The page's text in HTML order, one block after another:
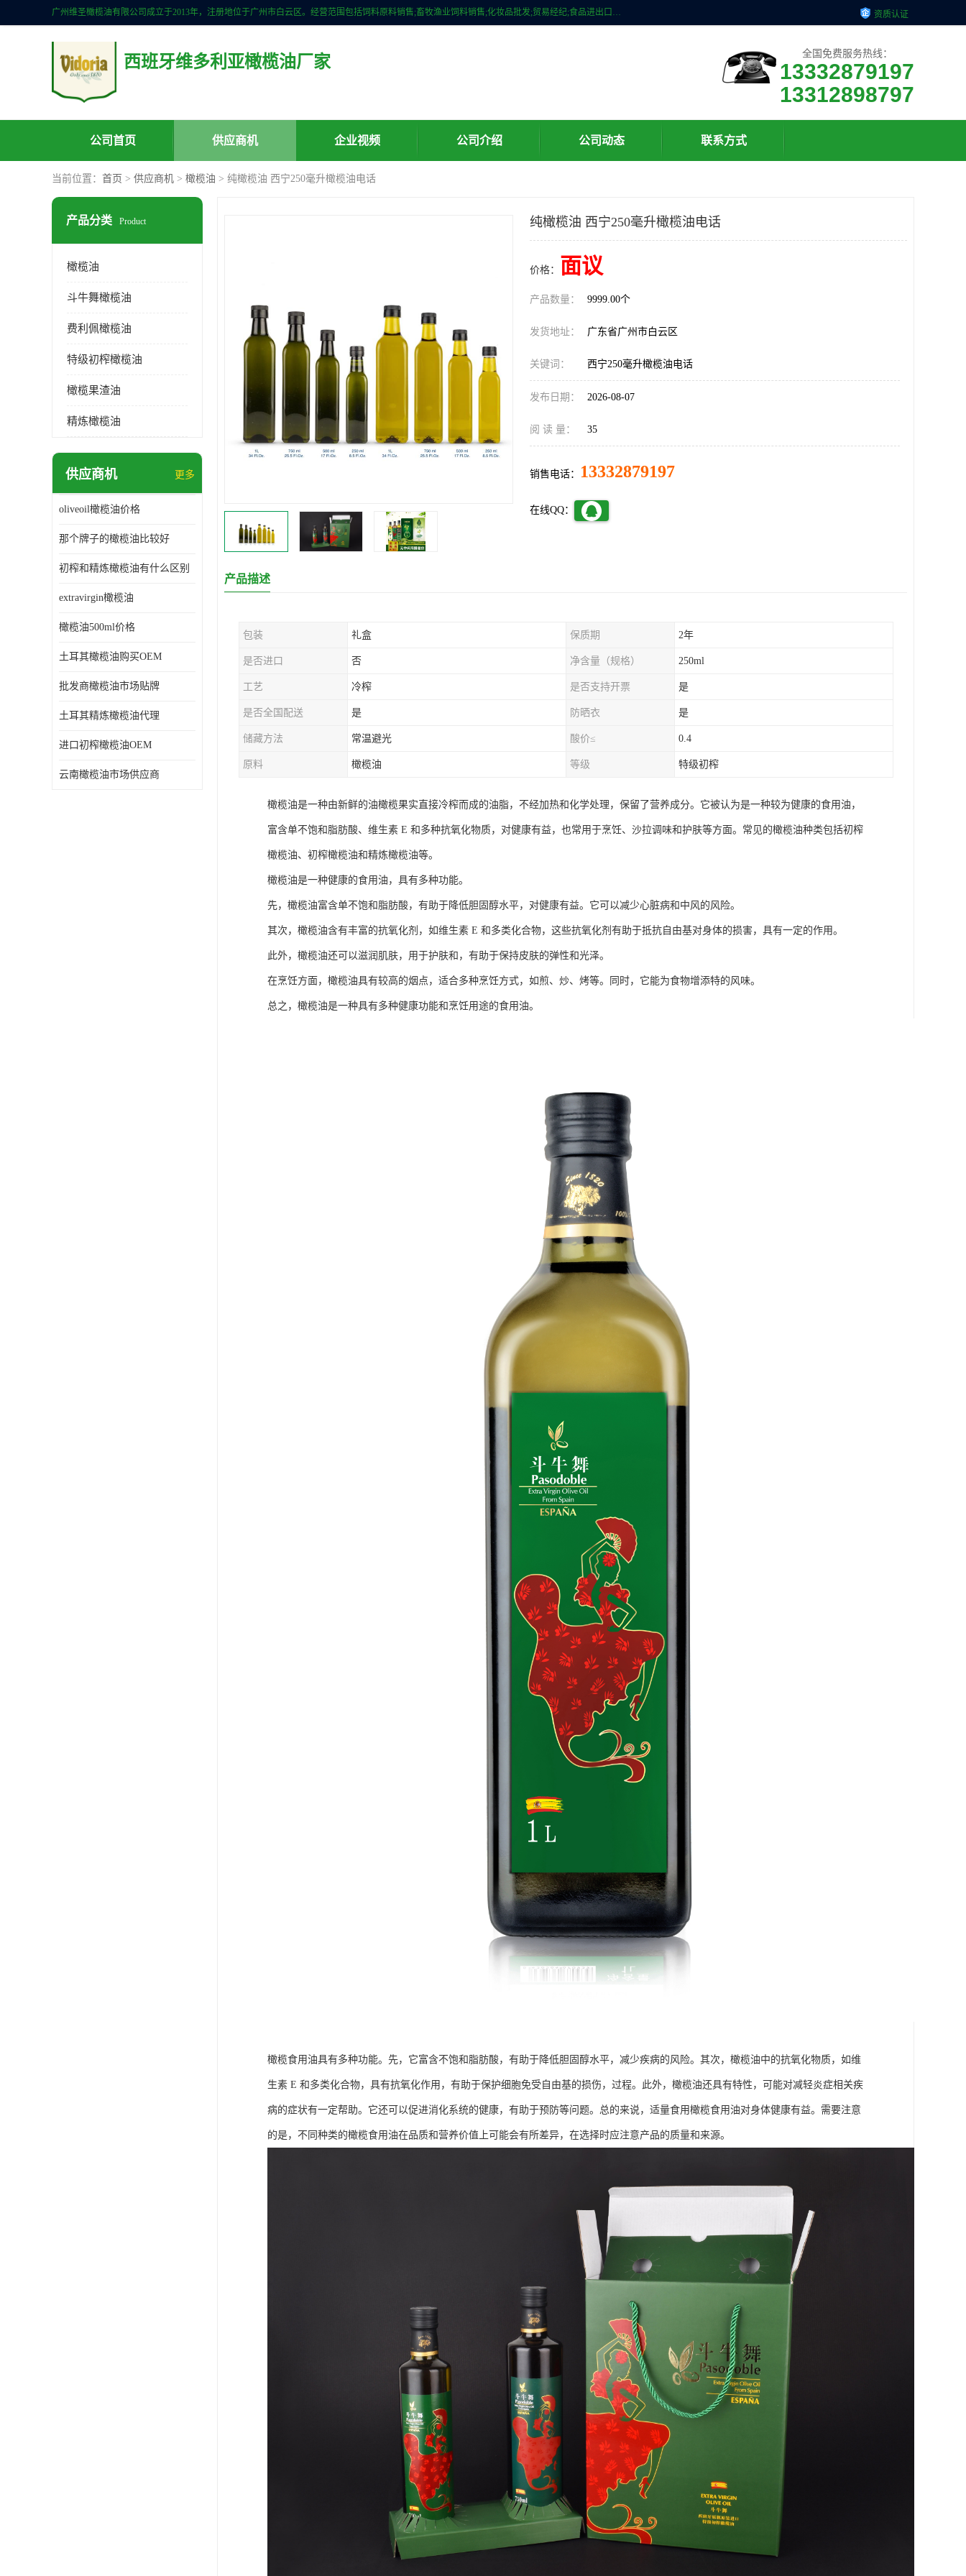
广州维圣橄榄油有限公司成立于2013年，注册地位于广州市白云区。经营范围包括饲料原料销售;畜牧渔业饲料销售;化妆品批发;贸易经纪;食品进出口等，主要产品有：橄榄果渣油，橄榄油，纯橄榄油等。 资质认证
西班牙维多利亚橄榄油厂家 全国免费服务热线：
13332879197
13312898797
公司首页 供应商机 企业视频 公司介绍 公司动态 联系方式
当前位置： 首页 > 供应商机 > 橄榄油 > 纯橄榄油 西宁250毫升橄榄油电话
产品分类 Product
橄榄油
斗牛舞橄榄油
费利佩橄榄油
特级初榨橄榄油
橄榄果渣油
精炼橄榄油
供应商机 更多
oliveoil橄榄油价格
那个牌子的橄榄油比较好
初榨和精炼橄榄油有什么区别
extravirgin橄榄油
橄榄油500ml价格
土耳其橄榄油购买OEM
批发商橄榄油市场贴牌
土耳其精炼橄榄油代理
进口初榨橄榄油OEM
云南橄榄油市场供应商
纯橄榄油 西宁250毫升橄榄油电话
价格： 面议
产品数量： 9999.00个
发货地址： 广东省广州市白云区
关键词： 西宁250毫升橄榄油电话
发布日期： 2026-08-07
阅 读 量： 35
销售电话： 13332879197
在线QQ：
产品描述
包装 礼盒 保质期 2年
是否进口 否 净含量（规格） 250ml
工艺 冷榨 是否支持开票 是
是否全国配送 是 防晒衣 是
储藏方法 常温避光 酸价≤ 0.4
原料 橄榄油 等级 特级初榨
橄榄油是一种由新鲜的油橄榄果实直接冷榨而成的油脂，不经加热和化学处理，保留了营养成分。它被认为是一种较为健康的食用油，
富含单不饱和脂肪酸、维生素 E 和多种抗氧化物质，对健康有益，也常用于烹饪、沙拉调味和护肤等方面。常见的橄榄油种类包括初榨
橄榄油、初榨橄榄油和精炼橄榄油等。
橄榄油是一种健康的食用油，具有多种功能。
先，橄榄油富含单不饱和脂肪酸，有助于降低胆固醇水平，对健康有益。它可以减少心脏病和中风的风险。
其次，橄榄油含有丰富的抗氧化剂，如维生素 E 和多类化合物，这些抗氧化剂有助于抵抗自由基对身体的损害，具有一定的作用。
此外，橄榄油还可以滋润肌肤，用于护肤和，有助于保持皮肤的弹性和光泽。
在烹饪方面，橄榄油具有较高的烟点，适合多种烹饪方式，如煎、炒、烤等。同时，它能为食物增添特的风味。
总之，橄榄油是一种具有多种健康功能和烹饪用途的食用油。
橄榄食用油具有多种功能。先，它富含不饱和脂肪酸，有助于降低胆固醇水平，减少疾病的风险。其次，橄榄油中的抗氧化物质，如维
生素 E 和多类化合物，具有抗氧化作用，有助于保护细胞免受自由基的损伤，过程。此外，橄榄油还具有特性，可能对减轻炎症相关疾
病的症状有一定帮助。它还可以促进消化系统的健康，有助于预防等问题。总的来说，适量食用橄榄食用油对身体健康有益。需要注意
的是，不同种类的橄榄食用油在品质和营养价值上可能会有所差异，在选择时应注意产品的质量和来源。